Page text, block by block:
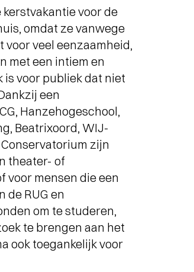
Short story
MEMBER WORDEN?
Als member steun je ons én profiteer
je van veel voordelen, zoals voorrang
bij de kaartverkoop.
voor de
omdat ze vanwege
veel eenzaamheid,
met een intiem en
voor publiek dat niet
een
Hanzehogeschool,
Beatrixoord, WIJ-
zijn
theater- of
voor mensen die een
de RUG en
om te studeren,
te brengen aan het
ook toegankelijk voor